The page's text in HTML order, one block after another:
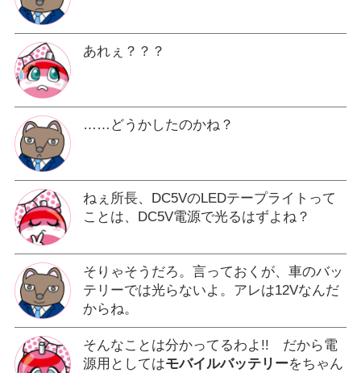
あれぇ？？？
……どうかしたのかね？
ねぇ所長、DC5VのLEDテープライトって
ことは、DC5V電源で光るはずよね？
そりゃそうだろ。言っておくが、車のバッ
テリーでは光らないよ。アレは12Vなんだ
からね。
そんなことは分かってるわよ!! だから電
源用としてはモバイルバッテリーをちゃん